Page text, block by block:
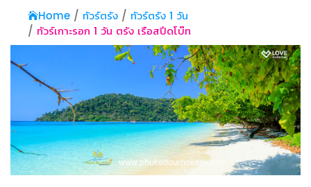
Home ทัวร์ตรัง
ทัวร์ตรัง 1 วัน
ทัวร์เกาะรอก 1 วัน ตรัง เรือสปีดโบ๊ท